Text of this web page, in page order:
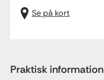
Se på kort
Praktisk information